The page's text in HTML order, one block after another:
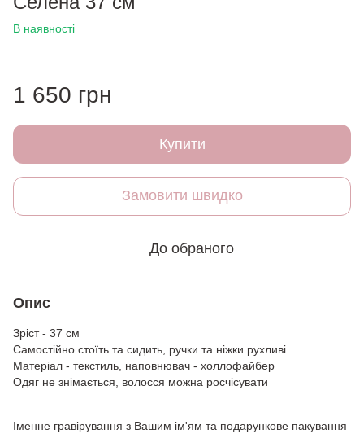
В наявності
1 650 грн
Купити
Замовити швидко
До обраного
Опис
Зріст - 37 см
Самостійно стоїть та сидить, ручки та ніжки рухливі
Матеріал - текстиль, наповнювач - холлофайбер
Одяг не знімається, волосся можна росчісувати
Іменне гравірування з Вашим ім'ям та подарункове пакування